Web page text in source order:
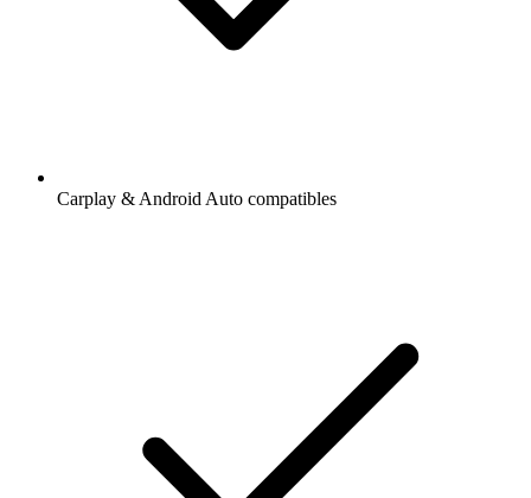
Carplay & Android Auto compatibles